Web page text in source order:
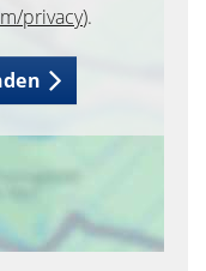
privacy).